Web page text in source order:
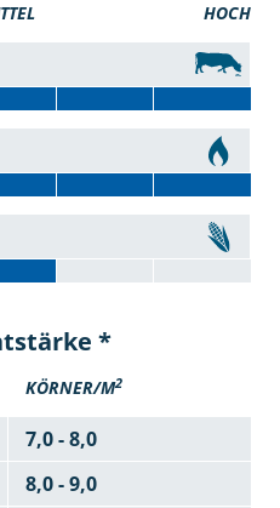
HOCH
*
KÖRNER/M2
7,0 - 8,0
8,0 - 9,0